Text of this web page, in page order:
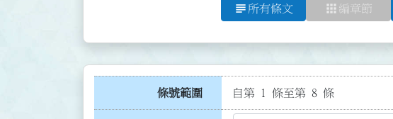
subject 所有條文 apps 編章節
條號範圍 自第 1 條至第 8 條